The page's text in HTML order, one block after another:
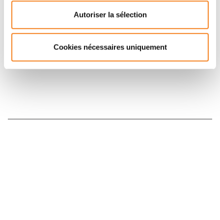
Autoriser la sélection
Cookies nécessaires uniquement
sociaux et en vous inscrivant à notre newsletter.
Inscrivez-vous à la newsletter